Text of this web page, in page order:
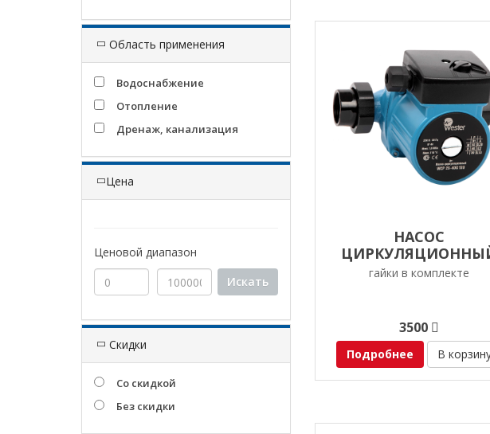
Область применения
Водоснабжение
Отопление
Дренаж, канализация
Цена
Ценовой диапазон
Искать
Скидки
Со скидкой
Без скидки
НАСОС
WESTER WCP 25-60G
гайки в комплекте
3500
Подробнее В